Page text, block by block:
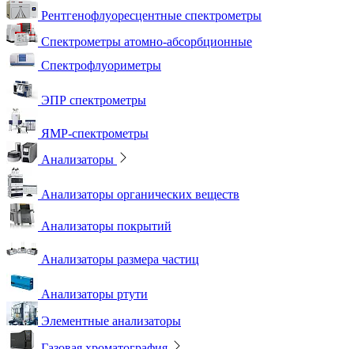
Рентгенофлуоресцентные спектрометры
Спектрометры атомно-абсорбционные
Спектрофлуориметры
ЭПР спектрометры
ЯМР-спектрометры
Анализаторы
Анализаторы органических веществ
Анализаторы покрытий
Анализаторы размера частиц
Анализаторы ртути
Элементные анализаторы